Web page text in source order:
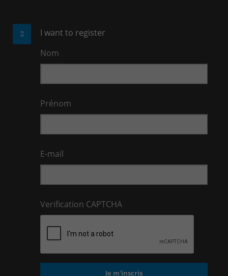
I want to register
Nom
Prénom
E-mail
Verification CAPTCHA